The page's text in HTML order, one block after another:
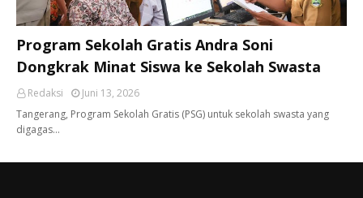
Program Sekolah Gratis Andra Soni
Dongkrak Minat Siswa ke Sekolah Swasta
Redaksi
Juni 13, 2026
Tangerang, ​Program Sekolah Gratis (PSG) untuk sekolah swasta yang
digagas…